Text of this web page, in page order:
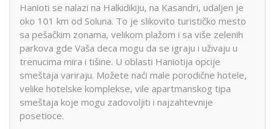
Hanioti se nalazi na Halkidikiju, na Kasandri, udaljen je
oko 101 km od Soluna. To je slikovito turističko mesto
sa pešačkim zonama, velikom plažom i sa više zelenih
parkova gde Vaša deca mogu da se igraju i uživaju u
trenucima mira i tišine. U oblasti Haniotija opcije
smeštaja variraju. Možete naći male porodične hotele,
velike hotelske komplekse, vile apartmanskog tipa
smeštaja koje mogu zadovoljiti i najzahtevnije
posetioce.